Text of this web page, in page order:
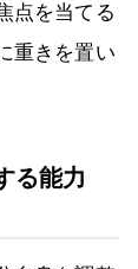
点を当てる
重きを置い
る能力